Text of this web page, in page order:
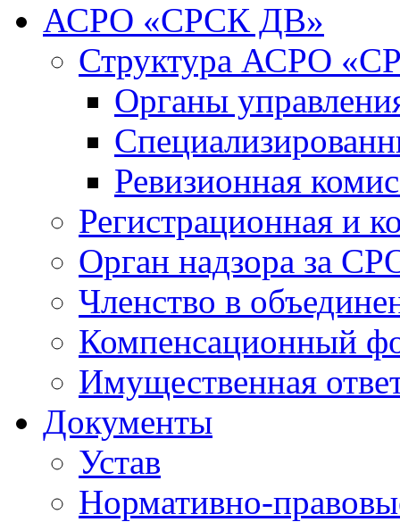
АСРО «СРСК ДВ»
Структура АСРО
Органы
Ревизионная
Регистрационная и
Орган надзора за
Членство в
Компенсационный
Имущественная
Документы
Устав
Нормативно-